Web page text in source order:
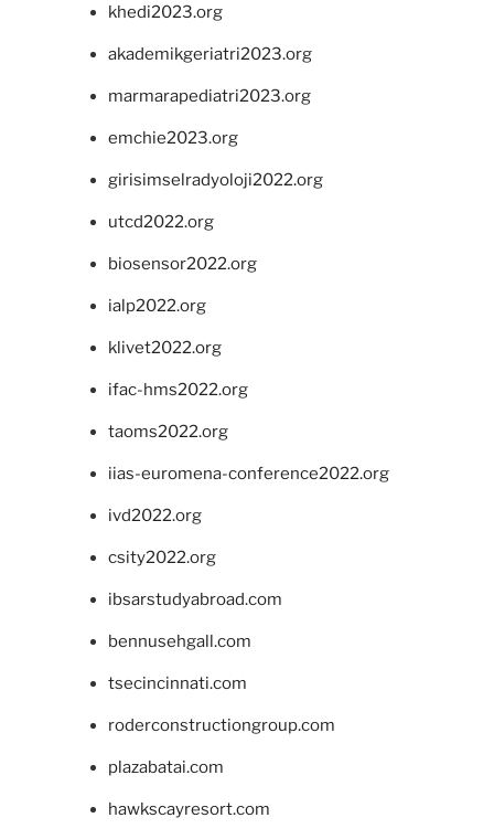
khedi2023.org
akademikgeriatri2023.org
marmarapediatri2023.org
emchie2023.org
girisimselradyoloji2022.org
utcd2022.org
biosensor2022.org
ialp2022.org
klivet2022.org
ifac-hms2022.org
taoms2022.org
iias-euromena-conference2022.org
ivd2022.org
csity2022.org
ibsarstudyabroad.com
bennusehgall.com
tsecincinnati.com
roderconstructiongroup.com
plazabatai.com
hawkscayresort.com